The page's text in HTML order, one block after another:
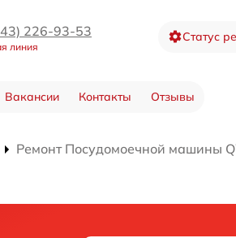
226-93-53
линия
Статус
Вакансии Контакты Отзывы
Ремонт Посудомоечной машины